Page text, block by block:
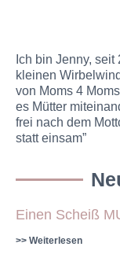
Ich bin Jenny,
kleinen
von Moms 4
es Mütter
frei nach dem
statt einsam”
Einen Scheiß
>> Weiterlesen